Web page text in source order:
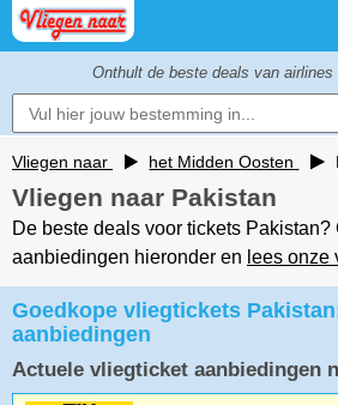
Onthult de beste deals van airlines
Vliegen naar het Midden Oosten
Vliegen naar Pakistan
De beste deals voor tickets
aanbiedingen hieronder en lees onze
Goedkope vliegtickets
aanbiedingen
Actuele vliegticket aanbiedingen
De beste
als 1e
Stuur mij een
als er een
is onder€